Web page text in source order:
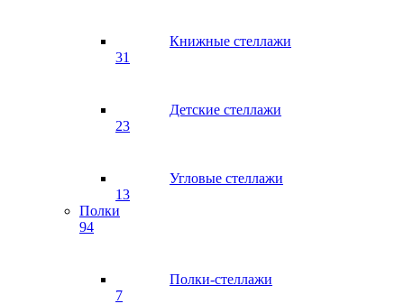
Книжные стеллажи
31
Детские стеллажи
23
Угловые стеллажи
13
Полки
94
Полки-стеллажи
7